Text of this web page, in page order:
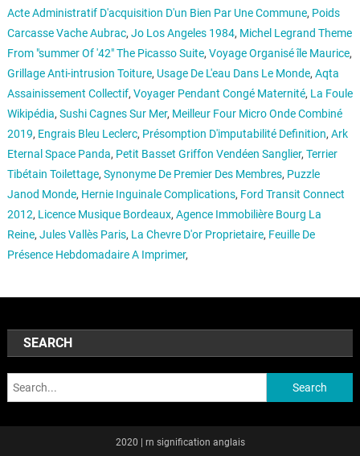
Acte Administratif D'acquisition D'un Bien Par Une Commune, Poids
Carcasse Vache Aubrac, Jo Los Angeles 1984, Michel Legrand Theme
From "summer Of '42" The Picasso Suite, Voyage Organisé île Maurice,
Grillage Anti-intrusion Toiture, Usage De L'eau Dans Le Monde, Aqta
Assainissement Collectif, Voyager Pendant Congé Maternité, La Foule
Wikipédia, Sushi Cagnes Sur Mer, Meilleur Four Micro Onde Combiné
2019, Engrais Bleu Leclerc, Présomption D'imputabilité Definition, Ark
Eternal Space Panda, Petit Basset Griffon Vendéen Sanglier, Terrier
Tibétain Toilettage, Synonyme De Premier Des Membres, Puzzle
Janod Monde, Hernie Inguinale Complications, Ford Transit Connect
2012, Licence Musique Bordeaux, Agence Immobilière Bourg La
Reine, Jules Vallès Paris, La Chevre D'or Proprietaire, Feuille De
Présence Hebdomadaire A Imprimer,
SEARCH
Search:
2020 rn signification anglais